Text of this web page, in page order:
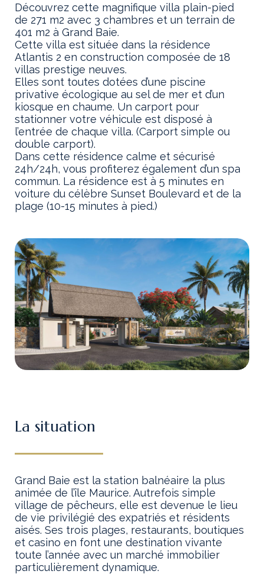
Découvrez cette magnifique villa plain-pied
de 271 m2 avec 3 chambres et un terrain de
401 m2 à Grand Baie.
Cette villa est située dans la résidence
Atlantis 2 en construction composée de 18
villas prestige neuves.
Elles sont toutes dotées d’une piscine
privative écologique au sel de mer et d’un
kiosque en chaume. Un carport pour
stationner votre véhicule est disposé à
l’entrée de chaque villa. (Carport simple ou
double carport).
Dans cette résidence calme et sécurisé
24h/24h, vous profiterez également d’un spa
commun. La résidence est à 5 minutes en
voiture du célèbre Sunset Boulevard et de la
plage (10-15 minutes à pied.)
La situation
Grand Baie est la station balnéaire la plus
animée de l’île Maurice. Autrefois simple
village de pêcheurs, elle est devenue le lieu
de vie privilégié des expatriés et résidents
aisés. Ses trois plages, restaurants, boutiques
et casino en font une destination vivante
toute l’année avec un marché immobilier
particulièrement dynamique.